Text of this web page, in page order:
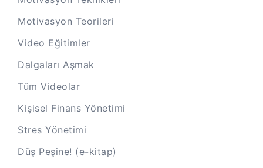
Motivasyon Teorileri
Video Eğitimler
Dalgaları Aşmak
Tüm Videolar
Kişisel Finans Yönetimi
Stres Yönetimi
Düş Peşine! (e-kitap)